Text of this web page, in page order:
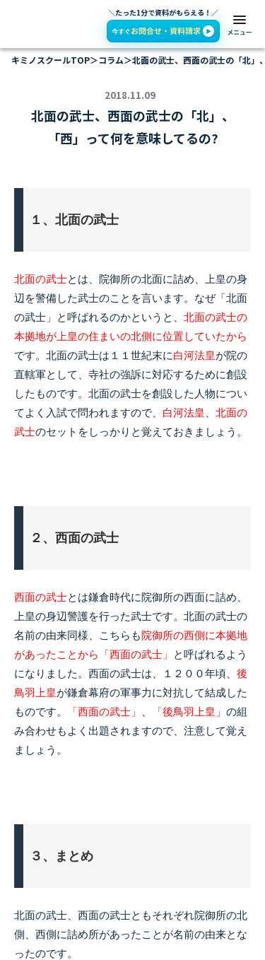
＼たった1分で資料がもらえる！／
キミノスクールTOP＞コラム＞北面の武士、西面の武士の「北」
2018.11.09
北面の武士、西面の武士の「北」、
「西」って何を意味してるの?
１、北面の武士
北面の武士とは、院御所の北面に詰め、上皇の身
辺を警備した武士のことを言います。なぜ「北面
の武士」と呼ばれるのかというと、 北面の武士の
本拠地が上皇の住まいの北側に位置していたから
です。北面の武士は１１世紀末に白河法皇が院の
直轄軍として、寺社の強訴に対応するために創設
したものです。北面の武士を創設した人物につい
てよく入試で問われますので、 白河法皇
北面の
武士のセットをしっかりと覚えておきましょう。
２、西面の武士
西面の武士とは鎌倉時代に院御所の西面に詰め、
上皇の身辺警護を行った武士です。北面の武士の
名前の由来同様、こちらも院御所の西側に本拠地
があったことから「西面の武士」
と呼ばれるよう
になりました。西面の武士は、１２００年頃、 後
鳥羽上皇が鎌倉幕府の軍事力に対抗して結成した
ものです。
「西面の武士」 「後鳥羽上皇」 の組
み合わせもよく出題されますので、注意して覚え
ましょう。
３、まとめ
北面の武士、西面の武士ともそれぞれ院御所の北
側、西側に詰め所があったことが名前の由来とな
ったのです。